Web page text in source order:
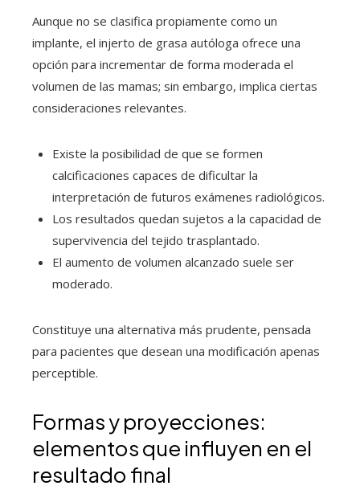
Aunque no se clasifica propiamente como un
implante, el injerto de grasa autóloga ofrece una
opción para incrementar de forma moderada el
volumen de las mamas; sin embargo, implica ciertas
consideraciones relevantes.
Existe la posibilidad de que se formen
calcificaciones capaces de dificultar la
interpretación de futuros exámenes radiológicos.
Los resultados quedan sujetos a la capacidad de
supervivencia del tejido trasplantado.
El aumento de volumen alcanzado suele ser
moderado.
Constituye una alternativa más prudente, pensada
para pacientes que desean una modificación apenas
perceptible.
Formas y proyecciones:
elementos que influyen en el
resultado final